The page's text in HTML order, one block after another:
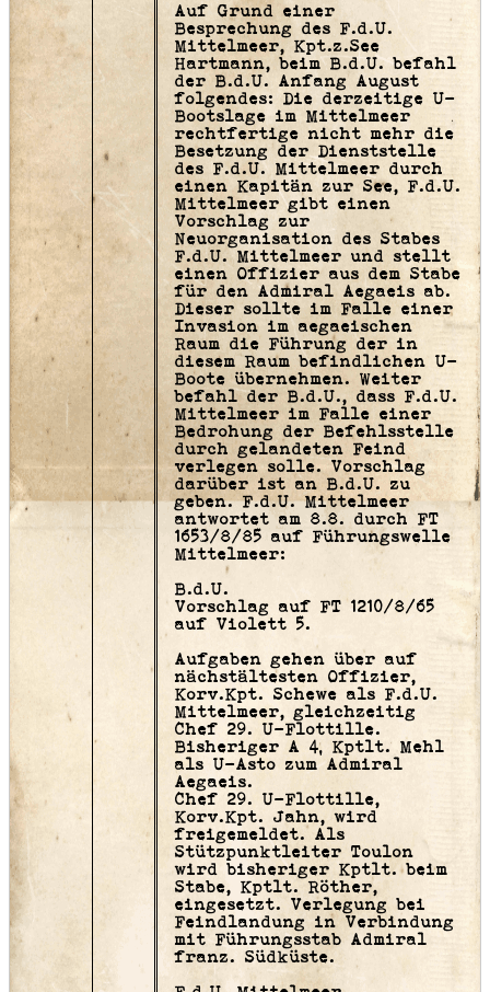
Auf Grund einer
Besprechung des F.d.U.
Mittelmeer, Kpt.z.See
Hartmann, beim B.d.U. befahl
der B.d.U. Anfang August
folgendes: Die derzeitige U-
Bootslage im Mittelmeer
rechtfertige nicht mehr die
Besetzung der Dienststelle
des F.d.U. Mittelmeer durch
einen Kapitän zur See, F.d.U.
Mittelmeer gibt einen
Vorschlag zur
Neuorganisation des Stabes
F.d.U. Mittelmeer und stellt
einen Offizier aus dem Stabe
für den Admiral Aegaeis ab.
Dieser sollte im Falle einer
Invasion im aegaeischen
Raum die Führung der in
diesem Raum befindlichen U-
Boote übernehmen. Weiter
befahl der B.d.U., dass F.d.U.
Mittelmeer im Falle einer
Bedrohung der Befehlsstelle
durch gelandeten Feind
verlegen solle. Vorschlag
darüber ist an B.d.U. zu
geben. F.d.U. Mittelmeer
antwortet am 8.8. durch FT
1653/8/85 auf Führungswelle
Mittelmeer:
B.d.U.
Vorschlag auf FT 1210/8/65
auf Violett 5.
Aufgaben gehen über auf
nächstältesten Offizier,
Korv.Kpt. Schewe als F.d.U.
Mittelmeer, gleichzeitig
Chef 29. U-Flottille.
Bisheriger A 4‚ Kptlt. Mehl
als U-Asto zum Admiral
Aegaeis.
Chef 29. U-Flottille,
Korv.Kpt. Jahn, wird
freigemeldet. Als
Stützpunktleiter Toulon
wird bisheriger Kptlt. beim
Stabe, Kptlt. Röther,
eingesetzt. Verlegung bei
Feindlandung in Verbindung
mit Führungsstab Admiral
franz. Südküste.